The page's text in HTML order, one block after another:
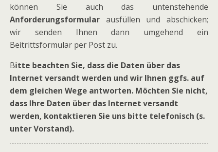
können Sie auch das untenstehende
Anforderungsformular ausfüllen und abschicken;
wir senden Ihnen dann umgehend ein
Beitrittsformular per Post zu.
Bitte beachten Sie, dass die Daten über das
Internet versandt werden und wir Ihnen ggfs. auf
dem gleichen Wege antworten. Möchten Sie nicht,
dass Ihre Daten über das Internet versandt
werden, kontaktieren Sie uns bitte telefonisch (s.
unter Vorstand).